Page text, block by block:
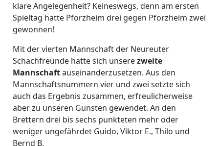
klare Angelegenheit? Keineswegs, denn am ersten
Spieltag hatte Pforzheim drei gegen Pforzheim zwei
gewonnen!
Mit der vierten Mannschaft der Neureuter
Schachfreunde hatte sich unserezweite
Mannschaftauseinanderzusetzen. Aus den
Mannschaftsnummern vier und zwei setzte sich
auch das Ergebnis zusammen, erfreulicherweise
aber zu unseren Gunsten gewendet. An den
Brettern drei bis sechs punkteten mehr oder
weniger ungefährdet Guido, Viktor E., Thilo und
Bernd B.